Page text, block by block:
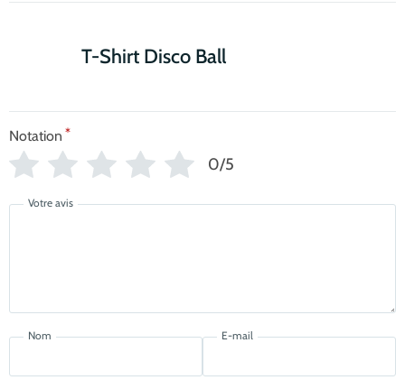
T-Shirt Disco Ball
Notation *
0/5
Votre avis
Nom E-mail